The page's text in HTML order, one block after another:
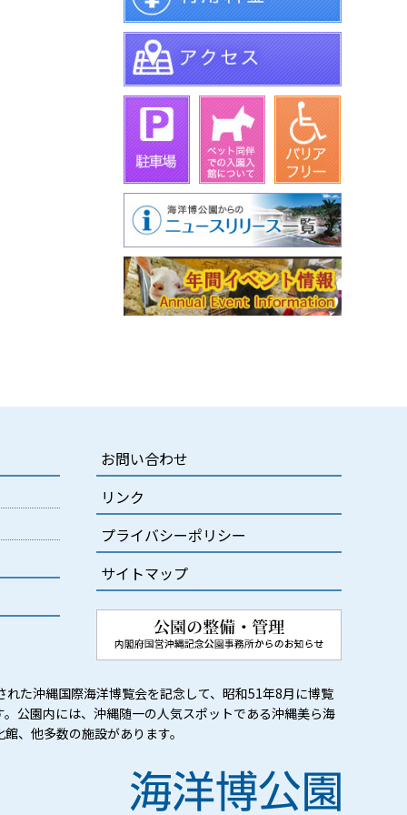
お問い合わせ
リンク
プライバシーポリシー
サイトマップ
た沖縄国際海洋博覧会を記念して、昭和51年8月に博覧
公園内には、沖縄随一の人気スポットである沖縄美ら海
、他多数の施設があります。